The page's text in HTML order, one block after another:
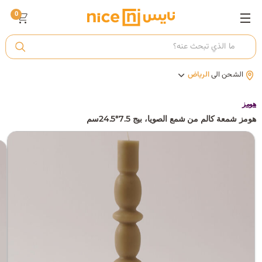
أ الشحن الىالرياض
0
هومز
هومز شمعة كالم من شمع الصويا، بيج 7.5*24.5سم